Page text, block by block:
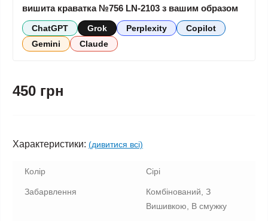
вишита краватка №756 LN-2103 з вашим образом
ChatGPT Grok Perplexity
Copilot
Gemini
Claude
450 грн
Характеристики: (дивитися всі)
Колір Сірі
Забарвлення
Комбінований, З
Вишивкою, В смужку